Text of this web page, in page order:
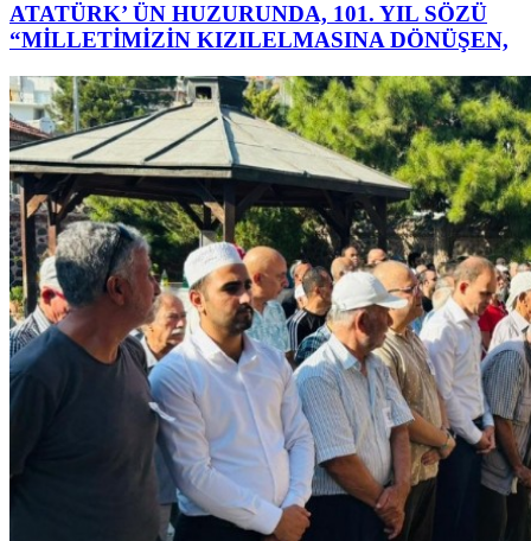
ATATÜRK’ ÜN HUZURUNDA, 101. YIL SÖZÜ
“MİLLETİMİZİN KIZILELMASINA DÖNÜŞEN,